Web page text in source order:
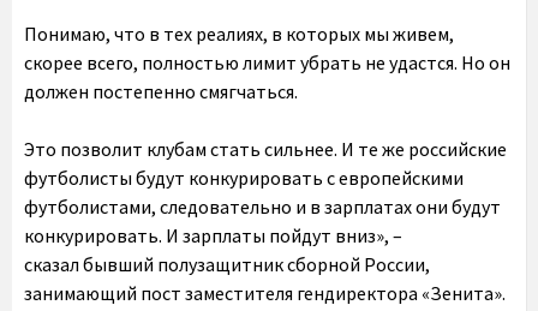
Понимаю, что в тех реалиях, в которых мы живем,
скорее всего, полностью лимит убрать не удастся. Но он
должен постепенно смягчаться.
Это позволит клубам стать сильнее. И те же российские
футболисты будут конкурировать с европейскими
футболистами, следовательно и в зарплатах они будут
конкурировать. И зарплаты пойдут вниз», –
сказал бывший полузащитник сборной России,
занимающий пост заместителя гендиректора «Зенита».